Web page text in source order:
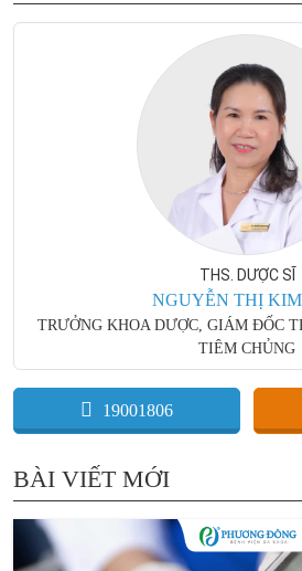
THS. DƯỢC SĨ
NGUYỄN THỊ
TRƯỞNG KHOA DƯỢC, GIÁM ĐỐC
TIÊM CHỦNG
19001806
BÀI VIẾT MỚI